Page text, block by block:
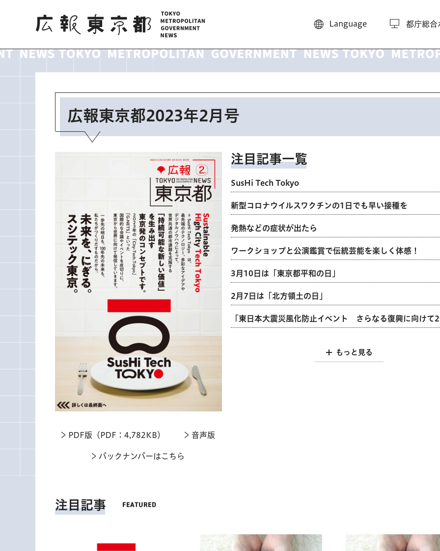
広報東京都
Language 都庁総合
広報東京都2023年2月号
PDF版（PDF：4,782KB） 音声版
バックナンバーはこちら
注目記事一覧
SusHi Tech Tokyo
新型コロナウイルスワクチンの1日でも早い接種を
発熱などの症状が出たら
ワークショップと公演鑑賞で伝統芸能を楽しく体感！
3月10日は「東京都平和の日」
2月7日は「北方領土の日」
「東日本大震災風化防止イベント さらなる復興に向けて
もっと見る
注目記事